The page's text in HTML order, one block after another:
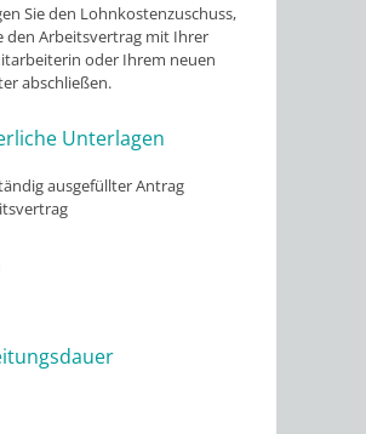
Sie den Lohnkostenzuschuss,
den Arbeitsvertrag mit Ihrer
oder Ihrem neuen
abschließen.
Unterlagen
ausgefüllter Antrag